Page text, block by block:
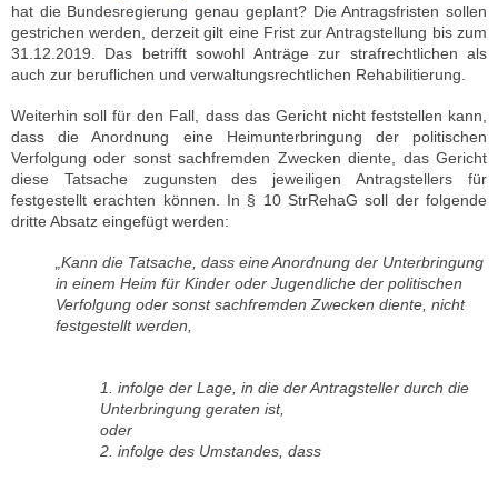
hat die Bundesregierung genau geplant? Die Antragsfristen sollen
gestrichen werden, derzeit gilt eine Frist zur Antragstellung bis zum
31.12.2019. Das betrifft sowohl Anträge zur strafrechtlichen als
auch zur beruflichen und verwaltungsrechtlichen Rehabilitierung.
Weiterhin soll für den Fall, dass das Gericht nicht feststellen kann,
dass die Anordnung eine Heimunterbringung der politischen
Verfolgung oder sonst sachfremden Zwecken diente, das Gericht
diese Tatsache zugunsten des jeweiligen Antragstellers für
festgestellt erachten können. In § 10 StrRehaG soll der folgende
dritte Absatz eingefügt werden:
„Kann die Tatsache, dass eine Anordnung der Unterbringung
in einem Heim für Kinder oder Jugendliche der politischen
Verfolgung oder sonst sachfremden Zwecken diente, nicht
festgestellt werden,
1. infolge der Lage, in die der Antragsteller durch die
Unterbringung geraten ist,
oder
2. infolge des Umstandes, dass